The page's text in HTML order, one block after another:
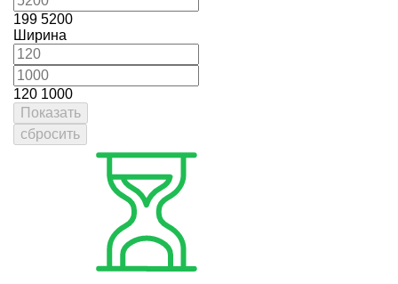
199 5200
Ширина
120 1000
Показать
сбросить